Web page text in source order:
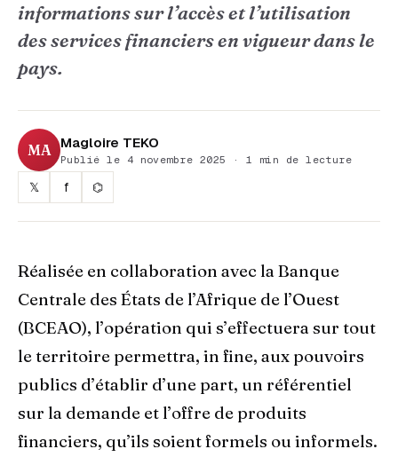
informations sur l’accès et l’utilisation
des services financiers en vigueur dans le
pays.
MA Magloire TEKO
Publié le 4 novembre 2025 · 1 min de lecture
𝕏 f ⌬
Réalisée en collaboration avec la Banque
Centrale des États de l’Afrique de l’Ouest
(BCEAO), l’opération qui s’effectuera sur tout
le territoire permettra, in fine, aux pouvoirs
publics d’établir d’une part, un référentiel
sur la demande et l’offre de produits
financiers, qu’ils soient formels ou informels.